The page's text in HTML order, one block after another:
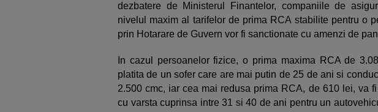
dezbatere de Ministerul Finantelor, companiile de
nivelul maxim al tarifelor de prima RCA stabilite pentru o
prin Hotarare de Guvern vor fi sanctionate cu amenzi de
In cazul persoanelor fizice, o prima maxima RCA de
platita de un sofer care are mai putin de 25 de ani si
2.500 cmc, iar cea mai redusa prima RCA, de 610 lei, va
cu varsta cuprinsa intre 31 si 40 de ani pentru un